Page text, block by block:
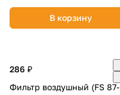
В корзину
286 ₽
Фильтр воздушный (FS 87-